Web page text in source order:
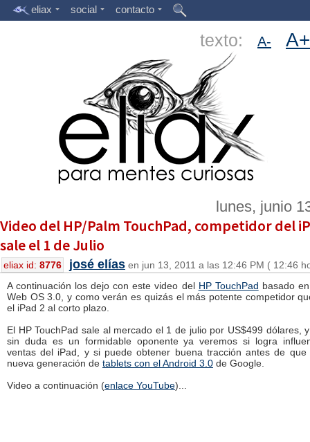
eliax social contacto
texto: A- A+
lunes, junio
Video del HP/Palm TouchPad, competidor del
sale el 1 de Julio
eliax id: 8776 josé elías en jun 13, 2011 a las 12:46 PM ( 12:46
A continuación los dejo con este video del HP TouchPad basado
Web OS 3.0, y como verán es quizás el más potente competidor
el iPad 2 al corto plazo.
El HP TouchPad sale al mercado el 1 de julio por US$499 dólares,
sin duda es un formidable oponente ya veremos si logra
ventas del iPad, y si puede obtener buena tracción antes de que
nueva generación de tablets con el Android 3.0 de Google.
Video a continuación (enlace YouTube)...